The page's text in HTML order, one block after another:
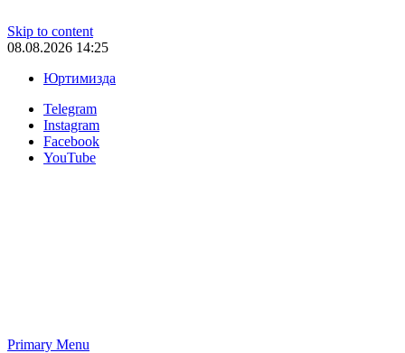
Skip to content
08.08.2026 14:25
Юртимизда
Telegram
Instagram
Facebook
YouTube
Primary Menu